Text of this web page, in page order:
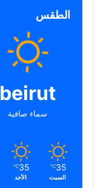
الطقس
beirut
سماء صافية
35
℃
السبت
35
℃
الأحد